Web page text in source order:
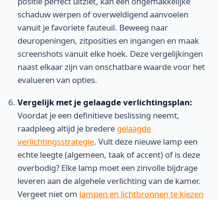
schaduw werpen of overweldigend aanvoelen
vanuit je favoriete fauteuil. Beweeg naar
deuropeningen, zitposities en ingangen en maak
screenshots vanuit elke hoek. Deze vergelijkingen
naast elkaar zijn van onschatbare waarde voor het
evalueren van opties.
Vergelijk met je gelaagde verlichtingsplan:
Voordat je een definitieve beslissing neemt,
raadpleeg altijd je bredere gelaagde
verlichtingsstrategie. Vult deze nieuwe lamp een
echte leegte (algemeen, taak of accent) of is deze
overbodig? Elke lamp moet een zinvolle bijdrage
leveren aan de algehele verlichting van de kamer.
Vergeet niet om lampen en lichtbronnen te kiezen